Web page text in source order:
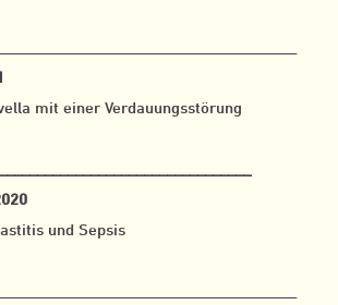
mit einer Verdauungsstörung
und Sepsis